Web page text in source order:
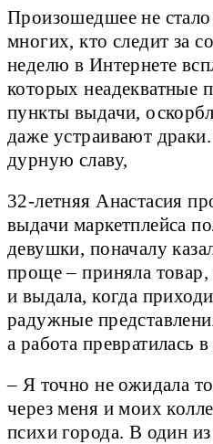
Произошедшее не
многих, кто следит за
неделю в Интернете
которых неадекватные
пункты выдачи,
даже устраивают
дурную славу,
32-летняя Анастасия
выдачи маркетплейса
девушки, поначалу
проще – приняла
и выдала, когда
радужные
а работа превратилась
– Я точно не ожидала
через меня и моих
психи города. В один